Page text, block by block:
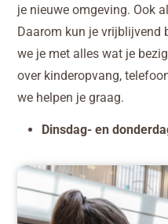
je nieuwe omgeving. Ook
Daarom kun je vrijblijvend
we je met alles wat je
over kinderopvang,
we helpen je graag.
Dinsdag- en